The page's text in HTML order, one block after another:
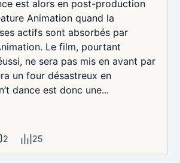
est alors en post-production
Animation quand la
actifs sont absorbés par
Le film, pourtant
ne sera pas mis en avant par
un four désastreux en
dance est donc une...
2 25